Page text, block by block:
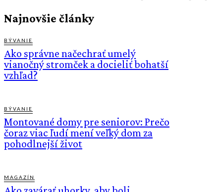
Najnovšie články
BÝVANIE
Ako správne načechrať umelý
vianočný stromček a docieliť bohatší
vzhľad?
BÝVANIE
Montované domy pre seniorov: Prečo
čoraz viac ľudí mení veľký dom za
pohodlnejší život
MAGAZÍN